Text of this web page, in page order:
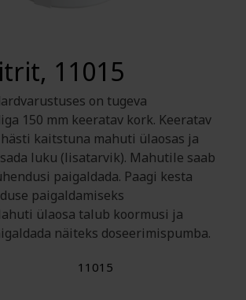
11015
on tugeva
150 mm keeratav kork. Keeratav
kaitstuna mahuti ülaosas ja
luku (lisatarvik). Mahutile saab
paigaldada. Paagi kesta
paigaldamiseks
ülaosa talub koormusi ja
näiteks doseerimispumba.
11015